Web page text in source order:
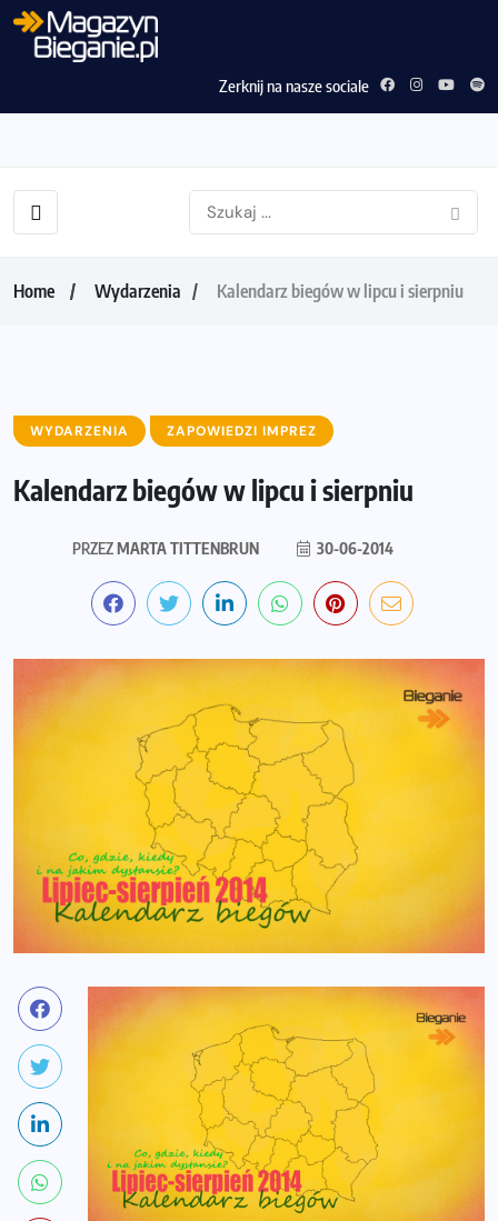
Zerknij na nasze sociale
Home Wydarzenia Kalendarz biegów w lipcu i sierpniu
WYDARZENIA ZAPOWIEDZI IMPREZ
Kalendarz biegów w lipcu i sierpniu
PRZEZMARTA TITTENBRUN 30-06-2014